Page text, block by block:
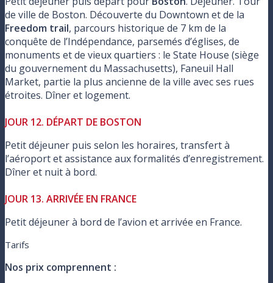
de ville de Boston. Découverte du Downtown et de la
Freedom trail, parcours historique de 7 km de la
conquête de l’Indépendance, parsemés d’églises, de
monuments et de vieux quartiers : le State House (siège
du gouvernement du Massachusetts), Faneuil Hall
Market, partie la plus ancienne de la ville avec ses rues
étroites. Dîner et logement.
JOUR 12. DÉPART DE BOSTON
Petit déjeuner puis selon les horaires, transfert à
l’aéroport et assistance aux formalités d’enregistrement.
Dîner et nuit à bord.
JOUR 13. ARRIVÉE EN FRANCE
Petit déjeuner à bord de l’avion et arrivée en France.
Tarifs
Nos prix comprennent :